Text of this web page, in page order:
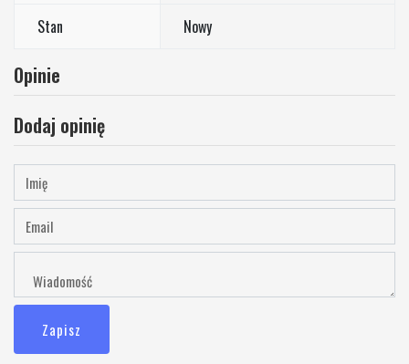
Stan Nowy
Opinie
Dodaj opinię
Zapisz